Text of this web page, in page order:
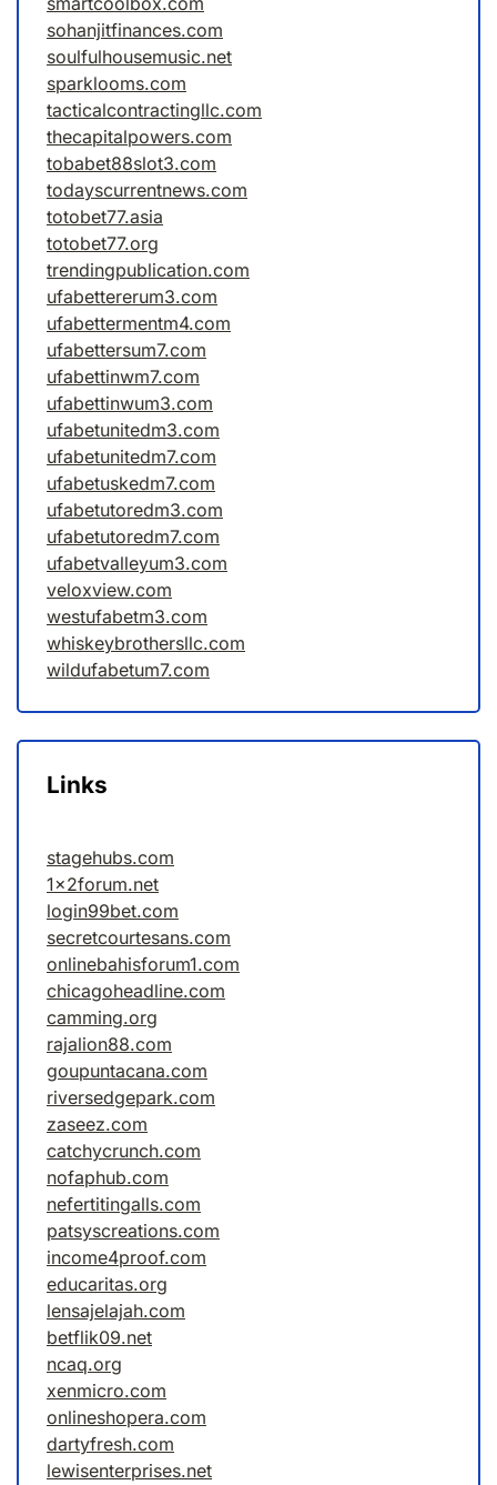
sohanjitfinances.com
soulfulhousemusic.net
sparklooms.com
tacticalcontractingllc.com
thecapitalpowers.com
tobabet88slot3.com
todayscurrentnews.com
totobet77.asia
totobet77.org
trendingpublication.com
ufabettererum3.com
ufabettermentm4.com
ufabettersum7.com
ufabettinwm7.com
ufabettinwum3.com
ufabetunitedm3.com
ufabetunitedm7.com
ufabetuskedm7.com
ufabetutoredm3.com
ufabetutoredm7.com
ufabetvalleyum3.com
veloxview.com
westufabetm3.com
whiskeybrothersllc.com
wildufabetum7.com
Links
stagehubs.com
1x2forum.net
login99bet.com
secretcourtesans.com
onlinebahisforum1.com
chicagoheadline.com
camming.org
rajalion88.com
goupuntacana.com
riversedgepark.com
zaseez.com
catchycrunch.com
nofaphub.com
nefertitingalls.com
patsyscreations.com
income4proof.com
educaritas.org
lensajelajah.com
betflik09.net
ncaq.org
xenmicro.com
onlineshopera.com
dartyfresh.com
lewisenterprises.net